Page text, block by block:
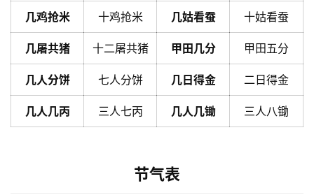
几鸡抢米 十鸡抢米 几姑看蚕 十姑看蚕
几屠共猪 十二屠共猪 甲田几分 甲田五分
几人分饼 七人分饼 几日得金 二日得金
几人几丙 三人七丙 几人几锄 三人八锄
节气表